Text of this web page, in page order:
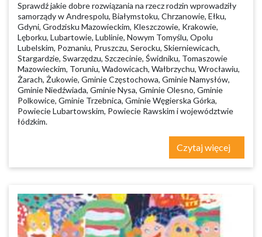
Sprawdź jakie dobre rozwiązania na rzecz rodzin wprowadziły
samorządy w Andrespolu, Białymstoku, Chrzanowie, Ełku,
Gdyni, Grodzisku Mazowieckim, Kleszczowie, Krakowie,
Lęborku, Lubartowie, Lublinie, Nowym Tomyślu, Opolu
Lubelskim, Poznaniu, Pruszczu, Serocku, Skierniewicach,
Stargardzie, Swarzędzu, Szczecinie, Świdniku, Tomaszowie
Mazowieckim, Toruniu, Wadowicach, Wałbrzychu, Wrocławiu,
Żarach, Żukowie, Gminie Częstochowa, Gminie Namysłów,
Gminie Niedźwiada, Gminie Nysa, Gminie Olesno, Gminie
Polkowice, Gminie Trzebnica, Gminie Węgierska Górka,
Powiecie Lubartowskim, Powiecie Rawskim i województwie
łódzkim.
Czytaj więcej